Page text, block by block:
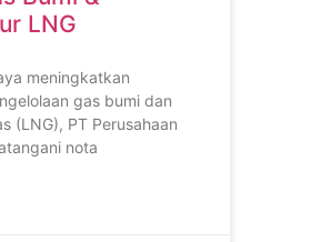
LNG
meningkatkan
gas bumi dan
(LNG), PT Perusahaan
nota